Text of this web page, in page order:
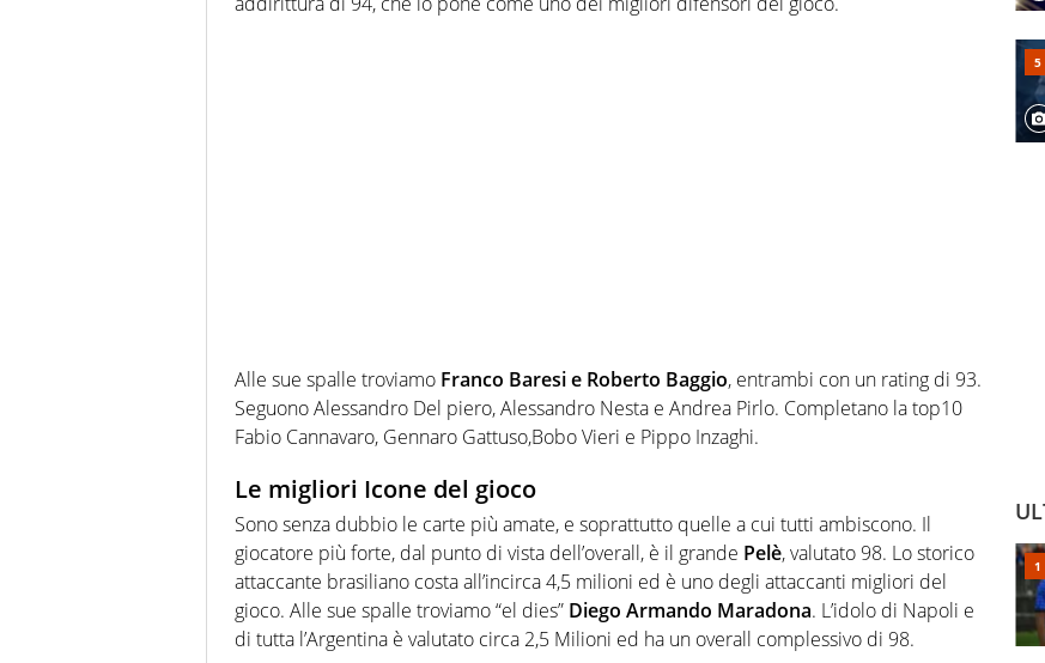
Alle sue spalle troviamo Franco Baresi e Roberto Baggio, entrambi con un rating di 93.
Seguono Alessandro Del piero, Alessandro Nesta e Andrea Pirlo. Completano la top10
Fabio Cannavaro, Gennaro Gattuso,Bobo Vieri e Pippo Inzaghi.
Le migliori Icone del gioco
Sono senza dubbio le carte più amate, e soprattutto quelle a cui tutti ambiscono. Il
giocatore più forte, dal punto di vista dell’overall, è il grande Pelè, valutato 98. Lo storico
attaccante brasiliano costa all’incirca 4,5 milioni ed è uno degli attaccanti migliori del
gioco. Alle sue spalle troviamo “el dies” Diego Armando Maradona. L’idolo di Napoli e
di tutta l’Argentina è valutato circa 2,5 Milioni ed ha un overall complessivo di 98.